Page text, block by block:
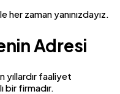
her zaman yanınızdayız.
Adresi
yıllardır faaliyet
firmadır.